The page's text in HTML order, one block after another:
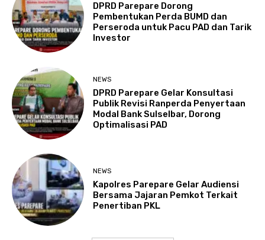
DPRD Parepare Dorong
Pembentukan Perda BUMD dan
Perseroda untuk Pacu PAD dan Tarik
Investor
NEWS
DPRD Parepare Gelar Konsultasi
Publik Revisi Ranperda Penyertaan
Modal Bank Sulselbar, Dorong
Optimalisasi PAD
NEWS
Kapolres Parepare Gelar Audiensi
Bersama Jajaran Pemkot Terkait
Penertiban PKL